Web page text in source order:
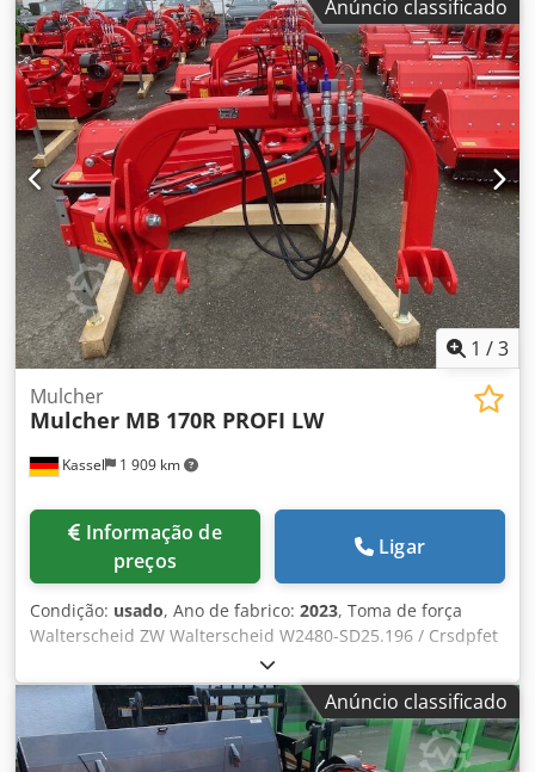
Anúncio classificado
1 /3
Kassel 1 909 km
Mulcher
Mulcher MB 170R PROFI LW
preços
Ligar
Condição: usado, Ano de fabrico: 2023, Toma de força
Walterscheid ZW Walterscheid W2480-SD25.196 / Crsdpfet
Anúncio classificado